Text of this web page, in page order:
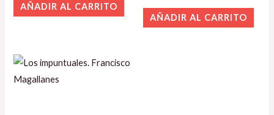
AÑADIR AL CARRITO
AÑADIR AL CARRITO